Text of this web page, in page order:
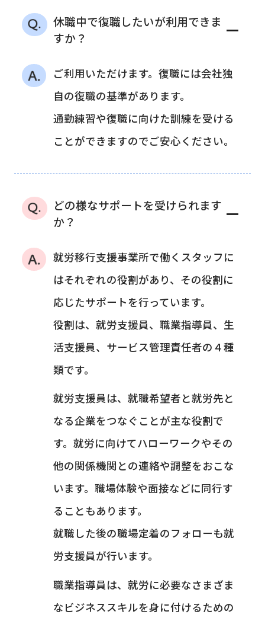
休職中で復職したいが利用できま
すか？
－
ご利用いただけます。復職には会社独
自の復職の基準があります。
通勤練習や復職に向けた訓練を受ける
ことができますのでご安心ください。
どの様なサポートを受けられます
か？
－
就労移行支援事業所で働くスタッフに
はそれぞれの役割があり、その役割に
応じたサポートを行っています。
役割は、就労支援員、職業指導員、生
活支援員、サービス管理責任者の４種
類です。
就労支援員は、就職希望者と就労先と
なる企業をつなぐことが主な役割で
す。就労に向けてハローワークやその
他の関係機関との連絡や調整をおこな
います。職場体験や面接などに同行す
ることもあります。
就職した後の職場定着のフォローも就
労支援員が行います。
職業指導員は、就労に必要なさまざま
なビジネススキルを身に付けるための